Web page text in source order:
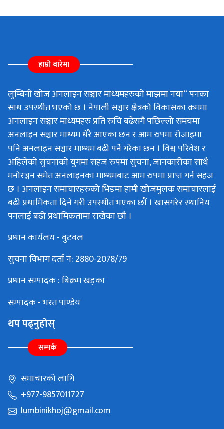
हाम्रो बारेमा
लुम्बिनी खोज अनलाइन सञ्चार माध्यमहरुको माझमा नया“ पनका
साथ उपस्थीत भएको छ । नेपाली सञ्चार क्षेत्रको विकासका क्रममा
अनलाइन सञ्चार माध्यमहरु प्रति रुचि बढेसगै पछिल्लो समयमा
अनलाइन सञ्चार माध्यम धेरै आएका छन र आम रुपमा रोजाइमा
पनि अनलाइन सञ्चार माध्यम बढी पर्ने गरेका छन । विश्व परिवेश र
अहिलेको सुचनाको युगमा सहज रुपमा सुचना, जानकारीका साथै
मनोरञ्जन समेत अनलाइनका माध्यमबाट आम रुपमा प्राप्त गर्न सहज
छ । अनलाइन समाचारहरुको भिडमा हामी खोजमुलक समाचारलाई
बढी प्रथामिकता दिने गरी उपस्थीत भएका छौं । खासगरेर स्थानिय
पनलाई बढी प्रथामिकतामा राखेका छौं ।
प्रधान कार्यलय - वुटवल
सुचना विभाग दर्ता नं: 2880-2078/79
प्रधान सम्पादक : बिक्रम खड्का
सम्पादक - भरत पाण्डेय
थप पढ्नुहोस्
सम्पर्क
समाचारको लागि
+977-9857011727
lumbinikhoj@gmail.com